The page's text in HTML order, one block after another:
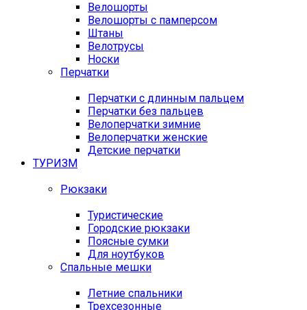
Велошорты
Велошорты с памперсом
Штаны
Велотрусы
Носки
Перчатки
Перчатки с длинным пальцем
Перчатки без пальцев
Велоперчатки зимние
Велоперчатки женские
Детские перчатки
ТУРИЗМ
Рюкзаки
Туристические
Городские рюкзаки
Поясные сумки
Для ноутбуков
Спальные мешки
Летние спальники
Трехсезонные